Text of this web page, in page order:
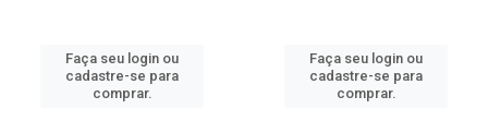
Faça seu login ou
cadastre-se para
comprar.
Faça seu login ou
cadastre-se para
comprar.